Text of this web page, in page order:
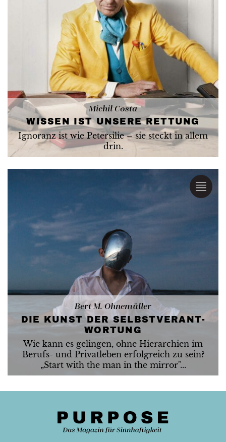
Michil Costa
WISSEN IST UNSERE RETTUNG
Ignoranz ist wie Petersilie – sie steckt in allem
drin.
Bert M. Ohnemüller
DIE KUNST DER SELBST­VERANT­
WORTUNG
Wie kann es gelingen, ohne Hierarchien im
Berufs- und Privatleben erfolgreich zu sein?
„Start with the man in the mirror"...